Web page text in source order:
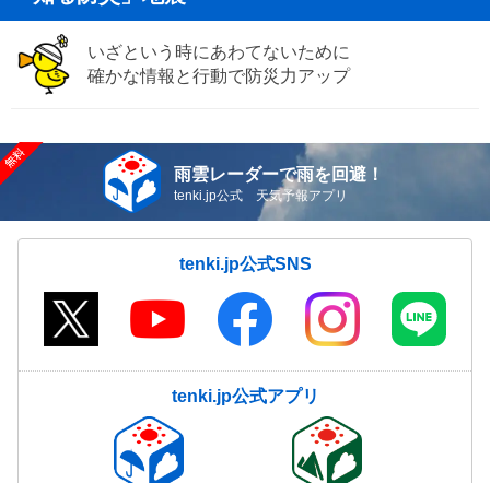
いざという時にあわてないために
確かな情報と行動で防災力アップ
雨雲レーダーで雨を回避！
tenki.jp公式 天気予報アプリ
tenki.jp公式SNS
tenki.jp公式アプリ